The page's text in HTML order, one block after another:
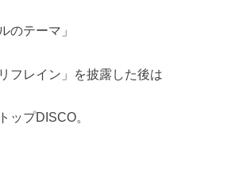
のテーマ」
フレイン」を披露した後は
ップDISCO。